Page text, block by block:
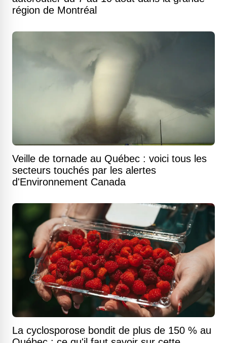
région de Montréal
Veille de tornade au Québec : voici tous les
secteurs touchés par les alertes
d'Environnement Canada
La cyclosporose bondit de plus de 150 % au